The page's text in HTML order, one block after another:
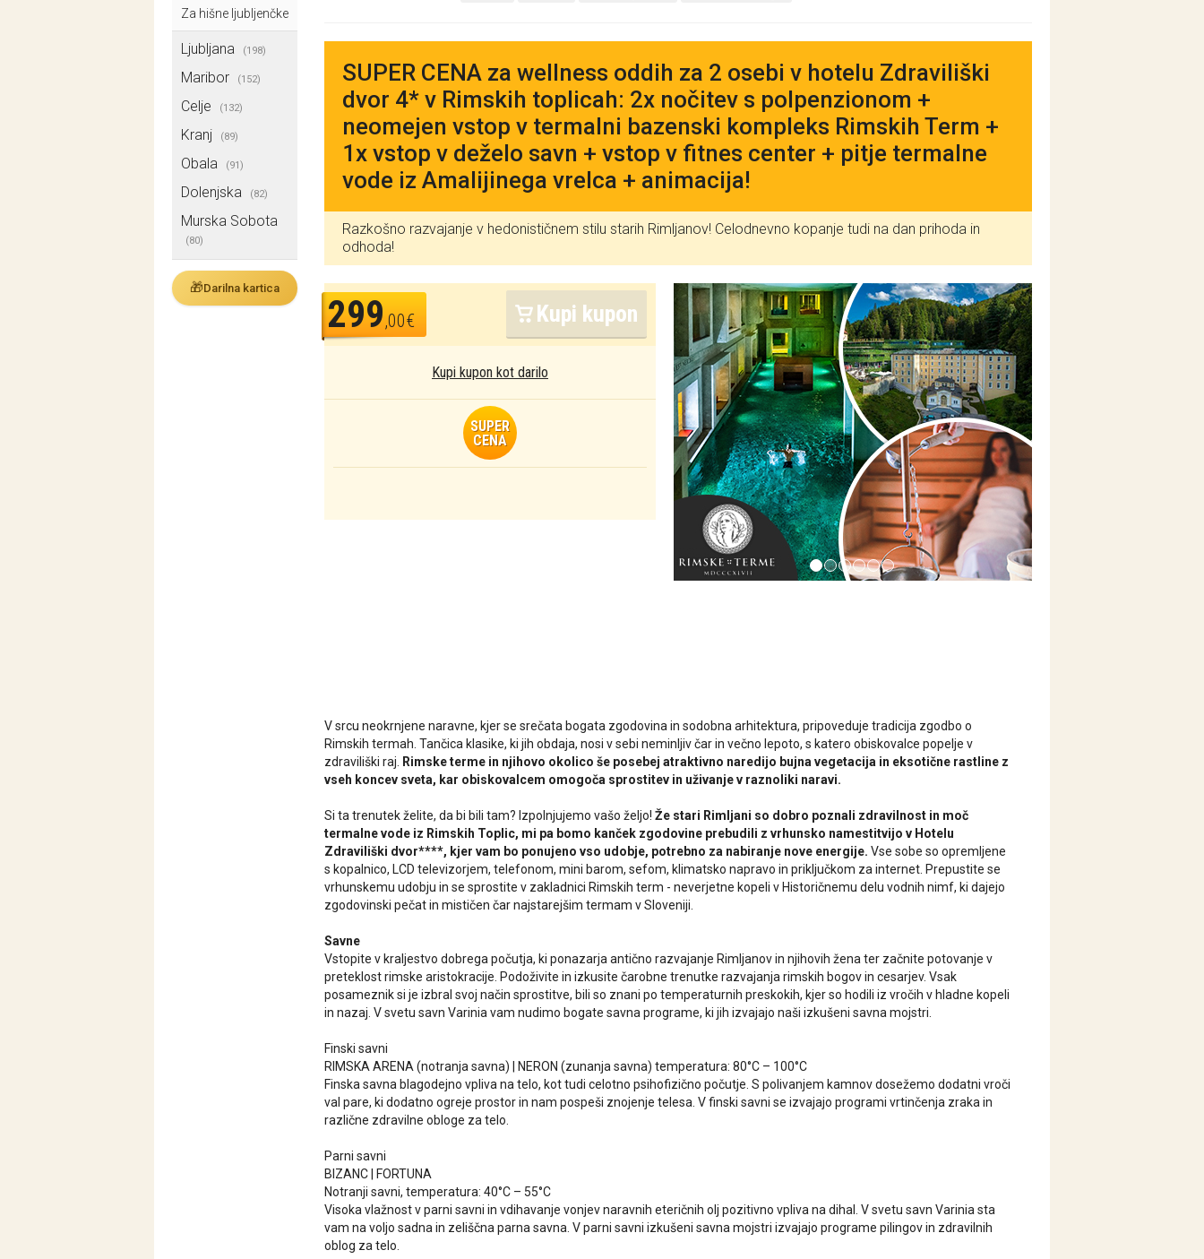
Za hišne ljubljenčke
Ljubljana (198)
Maribor (152)
Celje (132)
Kranj (89)
Obala (91)
Dolenjska (82)
Murska Sobota
(80)
🎁Darilna kartica
SUPER CENA za wellness oddih za 2 osebi v hotelu Zdraviliški
dvor 4* v Rimskih toplicah: 2x nočitev s polpenzionom +
neomejen vstop v termalni bazenski kompleks Rimskih Term +
1x vstop v deželo savn + vstop v fitnes center + pitje termalne
vode iz Amalijinega vrelca + animacija!
Razkošno razvajanje v hedonističnem stilu starih Rimljanov! Celodnevno kopanje tudi na dan prihoda in
odhoda!
299,00€ Kupi kupon
Kupi kupon kot darilo
SUPER
CENA
V srcu neokrnjene naravne, kjer se srečata bogata zgodovina in sodobna arhitektura, pripoveduje tradicija zgodbo o
Rimskih termah. Tančica klasike, ki jih obdaja, nosi v sebi neminljiv čar in večno lepoto, s katero obiskovalce popelje v
zdraviliški raj.
Rimske terme in njihovo okolico še posebej atraktivno naredijo bujna vegetacija in eksotične rastline z
vseh koncev sveta, kar obiskovalcem omogoča sprostitev in uživanje v raznoliki naravi.
Si ta trenutek želite, da bi bili tam? Izpolnjujemo vašo željo! Že stari Rimljani so dobro poznali zdravilnost in moč
termalne vode iz Rimskih Toplic, mi pa bomo kanček zgodovine prebudili z vrhunsko namestitvijo v Hotelu
Zdraviliški dvor****, kjer vam bo ponujeno vso udobje, potrebno za nabiranje nove energije. Vse sobe so opremljene
s kopalnico, LCD televizorjem, telefonom, mini barom, sefom, klimatsko napravo in priključkom za internet. Prepustite se
vrhunskemu udobju in se sprostite v zakladnici Rimskih term - neverjetne kopeli v Historičnemu delu vodnih nimf, ki dajejo
zgodovinski pečat in mističen čar najstarejšim termam v Sloveniji.
Savne
Vstopite v kraljestvo dobrega počutja, ki ponazarja antično razvajanje Rimljanov in njihovih žena ter začnite potovanje v
preteklost rimske aristokracije. Podoživite in izkusite čarobne trenutke razvajanja rimskih bogov in cesarjev. Vsak
posameznik si je izbral svoj način sprostitve, bili so znani po temperaturnih preskokih, kjer so hodili iz vročih v hladne kopeli
in nazaj. V svetu savn Varinia vam nudimo bogate savna programe, ki jih izvajajo naši izkušeni savna mojstri.
Finski savni
RIMSKA ARENA (notranja savna) | NERON (zunanja savna) temperatura: 80°C – 100°C
Finska savna blagodejno vpliva na telo, kot tudi celotno psihofizično počutje. S polivanjem kamnov dosežemo dodatni vroči
val pare, ki dodatno ogreje prostor in nam pospeši znojenje telesa. V finski savni se izvajajo programi vrtinčenja zraka in
različne zdravilne obloge za telo.
Parni savni
BIZANC | FORTUNA
Notranji savni, temperatura: 40°C – 55°C
Visoka vlažnost v parni savni in vdihavanje vonjev naravnih eteričnih olj pozitivno vpliva na dihal. V svetu savn Varinia sta
vam na voljo sadna in zeliščna parna savna. V parni savni izkušeni savna mojstri izvajajo programe pilingov in zdravilnih
oblog za telo.